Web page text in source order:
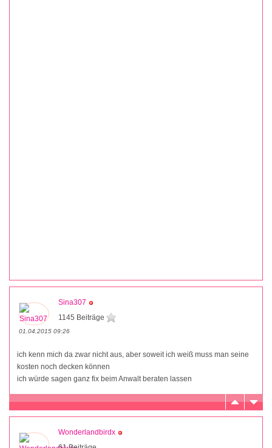
Sina307
1145 Beiträge
01.04.2015 09:26
ich kenn mich da zwar nicht aus, aber soweit ich weiß muss man seine
kosten noch decken können
ich würde sagen ganz fix beim Anwalt beraten lassen
Wonderlandbirdx